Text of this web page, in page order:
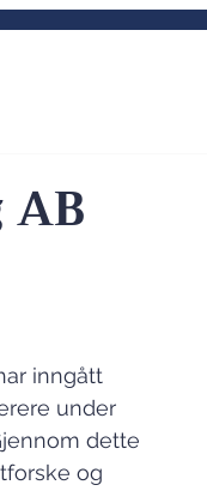
inngått
under
dette
og